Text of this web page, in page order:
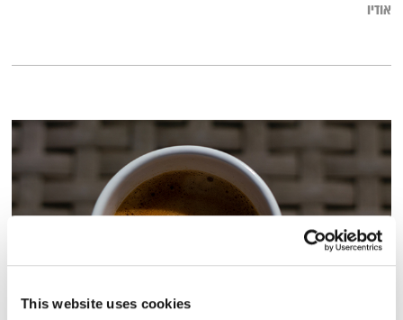
This website uses cookies
אודיו